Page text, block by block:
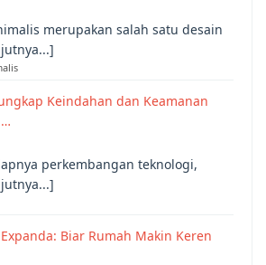
merupakan salah satu desain
Keindahan dan Keamanan
perkembangan teknologi,
Biar Rumah Makin Keren